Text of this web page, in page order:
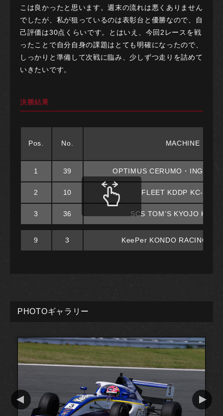
こは良かったと思います。週末の流れは悪くありません
でしたが、私が狙っているのは表彰台と優勝なので、自
己評価は30点くらいです。とはいえ、今回2レースを戦
ったことで自分自身の課題はとても明確になったので、
しっかりと準備して次戦に臨み、少しずつ走りを詰めて
いきたいです。
決勝結果
Pos. No. MACHINE
1 39 OPTIMUS CERUMO・INGING
2 10 FLEET KDDP KC-
3 36 SCS TOM’S KYOJO KC-
9 3 KeePer KONDO RACING
PHOTOギャラリー